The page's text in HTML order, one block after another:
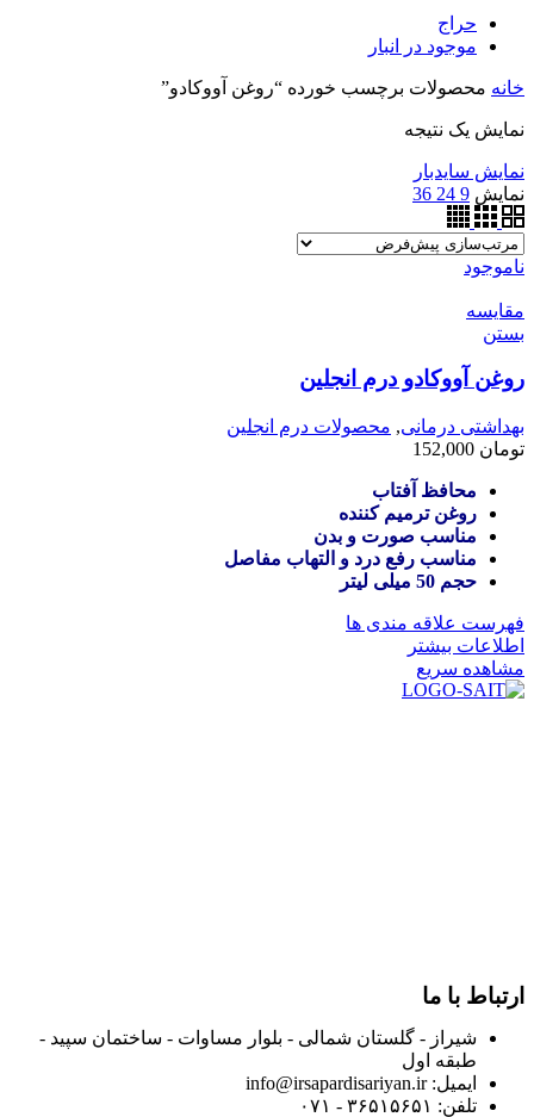
حراج
موجود در انبار
خانه محصولات برچسب خورده “روغن آووکادو”
نمایش یک نتیجه
نمایش سایدبار
نمایش 9
24
36
ناموجود
مقایسه
بستن
روغن آووکادو درم انجلین
بهداشتی درمانی, محصولات درم انجلین
تومان
محافظ آفتاب
روغن ترمیم کننده
مناسب صورت و بدن
مناسب رفع درد و التهاب مفاصل
حجم 50 میلی لیتر
فهرست علاقه مندی ها
اطلاعات بیشتر
مشاهده سریع
ارتباط با ما
شیراز - گلستان شمالی - بلوار مساوات - ساختمان سپید -
طبقه اول
ایمیل: info@irsapardisariyan.ir
تلفن: ۳۶۵۱۵۶۵۱ - ۰۷۱